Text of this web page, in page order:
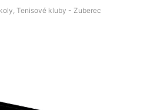
Tenisové kluby - Zuberec